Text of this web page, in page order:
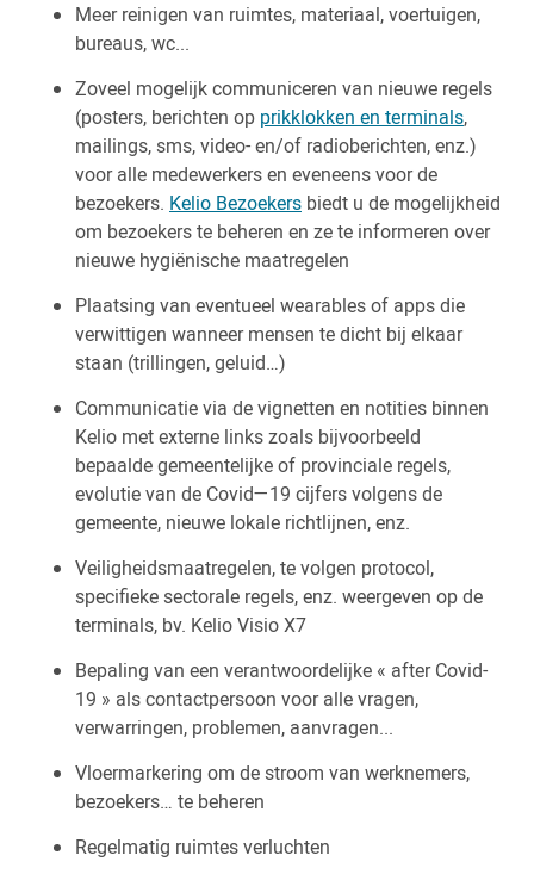
Meer reinigen van ruimtes, materiaal, voertuigen,
bureaus, wc...
Zoveel mogelijk communiceren van nieuwe regels
(posters, berichten op prikklokken en terminals,
mailings, sms, video- en/of radioberichten, enz.)
voor alle medewerkers en eveneens voor de
bezoekers. Kelio Bezoekers biedt u de mogelijkheid
om bezoekers te beheren en ze te informeren over
nieuwe hygiënische maatregelen
Plaatsing van eventueel wearables of apps die
verwittigen wanneer mensen te dicht bij elkaar
staan (trillingen, geluid…)
Communicatie via de vignetten en notities binnen
Kelio met externe links zoals bijvoorbeeld
bepaalde gemeentelijke of provinciale regels,
evolutie van de Covid—19 cijfers volgens de
gemeente, nieuwe lokale richtlijnen, enz.
Veiligheidsmaatregelen, te volgen protocol,
specifieke sectorale regels, enz. weergeven op de
terminals, bv. Kelio Visio X7
Bepaling van een verantwoordelijke « after Covid-
19 » als contactpersoon voor alle vragen,
verwarringen, problemen, aanvragen...
Vloermarkering om de stroom van werknemers,
bezoekers… te beheren
Regelmatig ruimtes verluchten